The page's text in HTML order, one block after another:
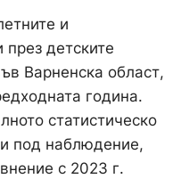
и
детските
Варненска област,
година.
статистическо
под наблюдение,
с 2023 г.